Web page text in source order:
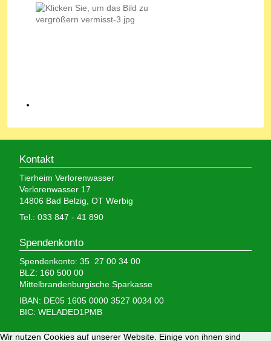
Kontakt
Tierheim Verlorenwasser
Verlorenwasser 17
14806 Bad Belzig, OT Werbig
Tel.: 033 847 - 41 890
Spendenkonto
Spendenkonto: 35 27 00 34 00
BLZ: 160 500 00
Mittelbrandenburgische Sparkasse
IBAN: DE05 1605 0000 3527 0034 00
BIC: WELADED1PMB
Wir brauchen Ihre Hilfe,
Wir nutzen Cookies auf unserer Website. Einige von ihnen sind